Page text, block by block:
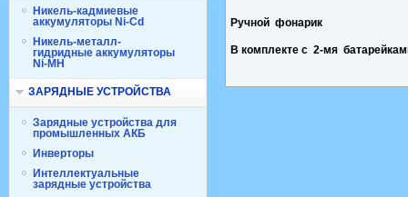
Никель-кадмиевые
аккумуляторы Ni-Cd
Никель-металл-
гидридные аккумуляторы
Ni-MH
ЗАРЯДНЫЕ УСТРОЙСТВА
Зарядные устройства для
промышленных АКБ
Инверторы
Интеллектуальные
зарядные устройства
Ручной фонарик
В комплекте с 2-мя